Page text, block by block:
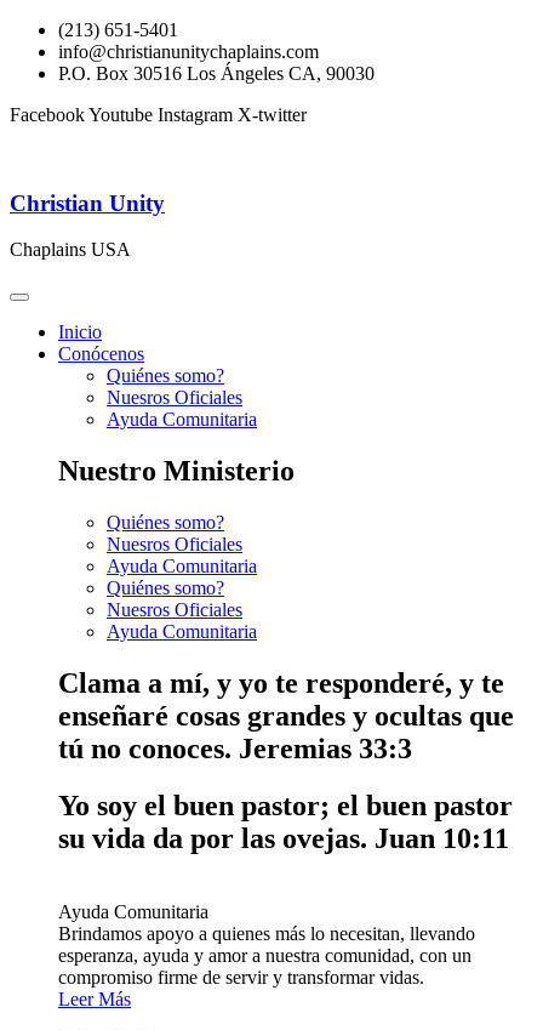
(213) 651-5401
info@christianunitychaplains.com
P.O. Box 30516 Los Ángeles CA, 90030
FacebookYoutube Instagram X-twitter
Christian Unity
Chaplains USA
Inicio
Conócenos
Quiénes somo?
Nuesros Oficiales
Ayuda Comunitaria
Nuestro Ministerio
Quiénes somo?
Nuesros Oficiales
Ayuda Comunitaria
Quiénes somo?
Nuesros Oficiales
Ayuda Comunitaria
Clama a mí, y yo te responderé, y te
enseñaré cosas grandes y ocultas que
tú no conoces. Jeremias 33:3
Yo soy el buen pastor; el buen pastor
su vida da por las ovejas. Juan 10:11
Ayuda Comunitaria
Brindamos apoyo a quienes más lo necesitan, llevando
esperanza, ayuda y amor a nuestra comunidad, con un
compromiso firme de servir y transformar vidas.
Leer Más